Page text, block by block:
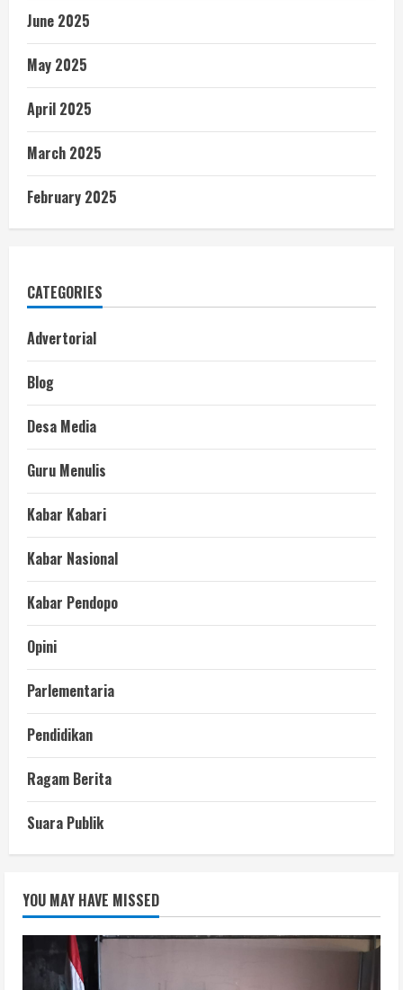
June 2025
May 2025
April 2025
March 2025
February 2025
CATEGORIES
Advertorial
Blog
Desa Media
Guru Menulis
Kabar Kabari
Kabar Nasional
Kabar Pendopo
Opini
Parlementaria
Pendidikan
Ragam Berita
Suara Publik
YOU MAY HAVE MISSED